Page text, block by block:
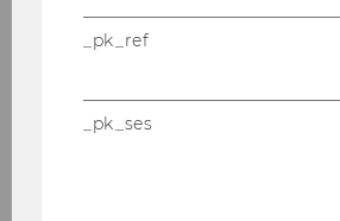
ihre Grenzen
Daten und
Die
_pk_ref
_pk_ses